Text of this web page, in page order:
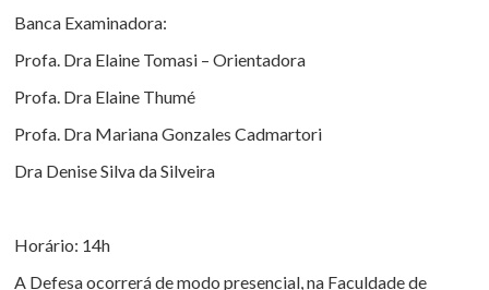
Banca Examinadora:
Profa. Dra Elaine Tomasi – Orientadora
Profa. Dra Elaine Thumé
Profa. Dra Mariana Gonzales Cadmartori
Dra Denise Silva da Silveira
Horário: 14h
A Defesa ocorrerá de modo presencial, na Faculdade de